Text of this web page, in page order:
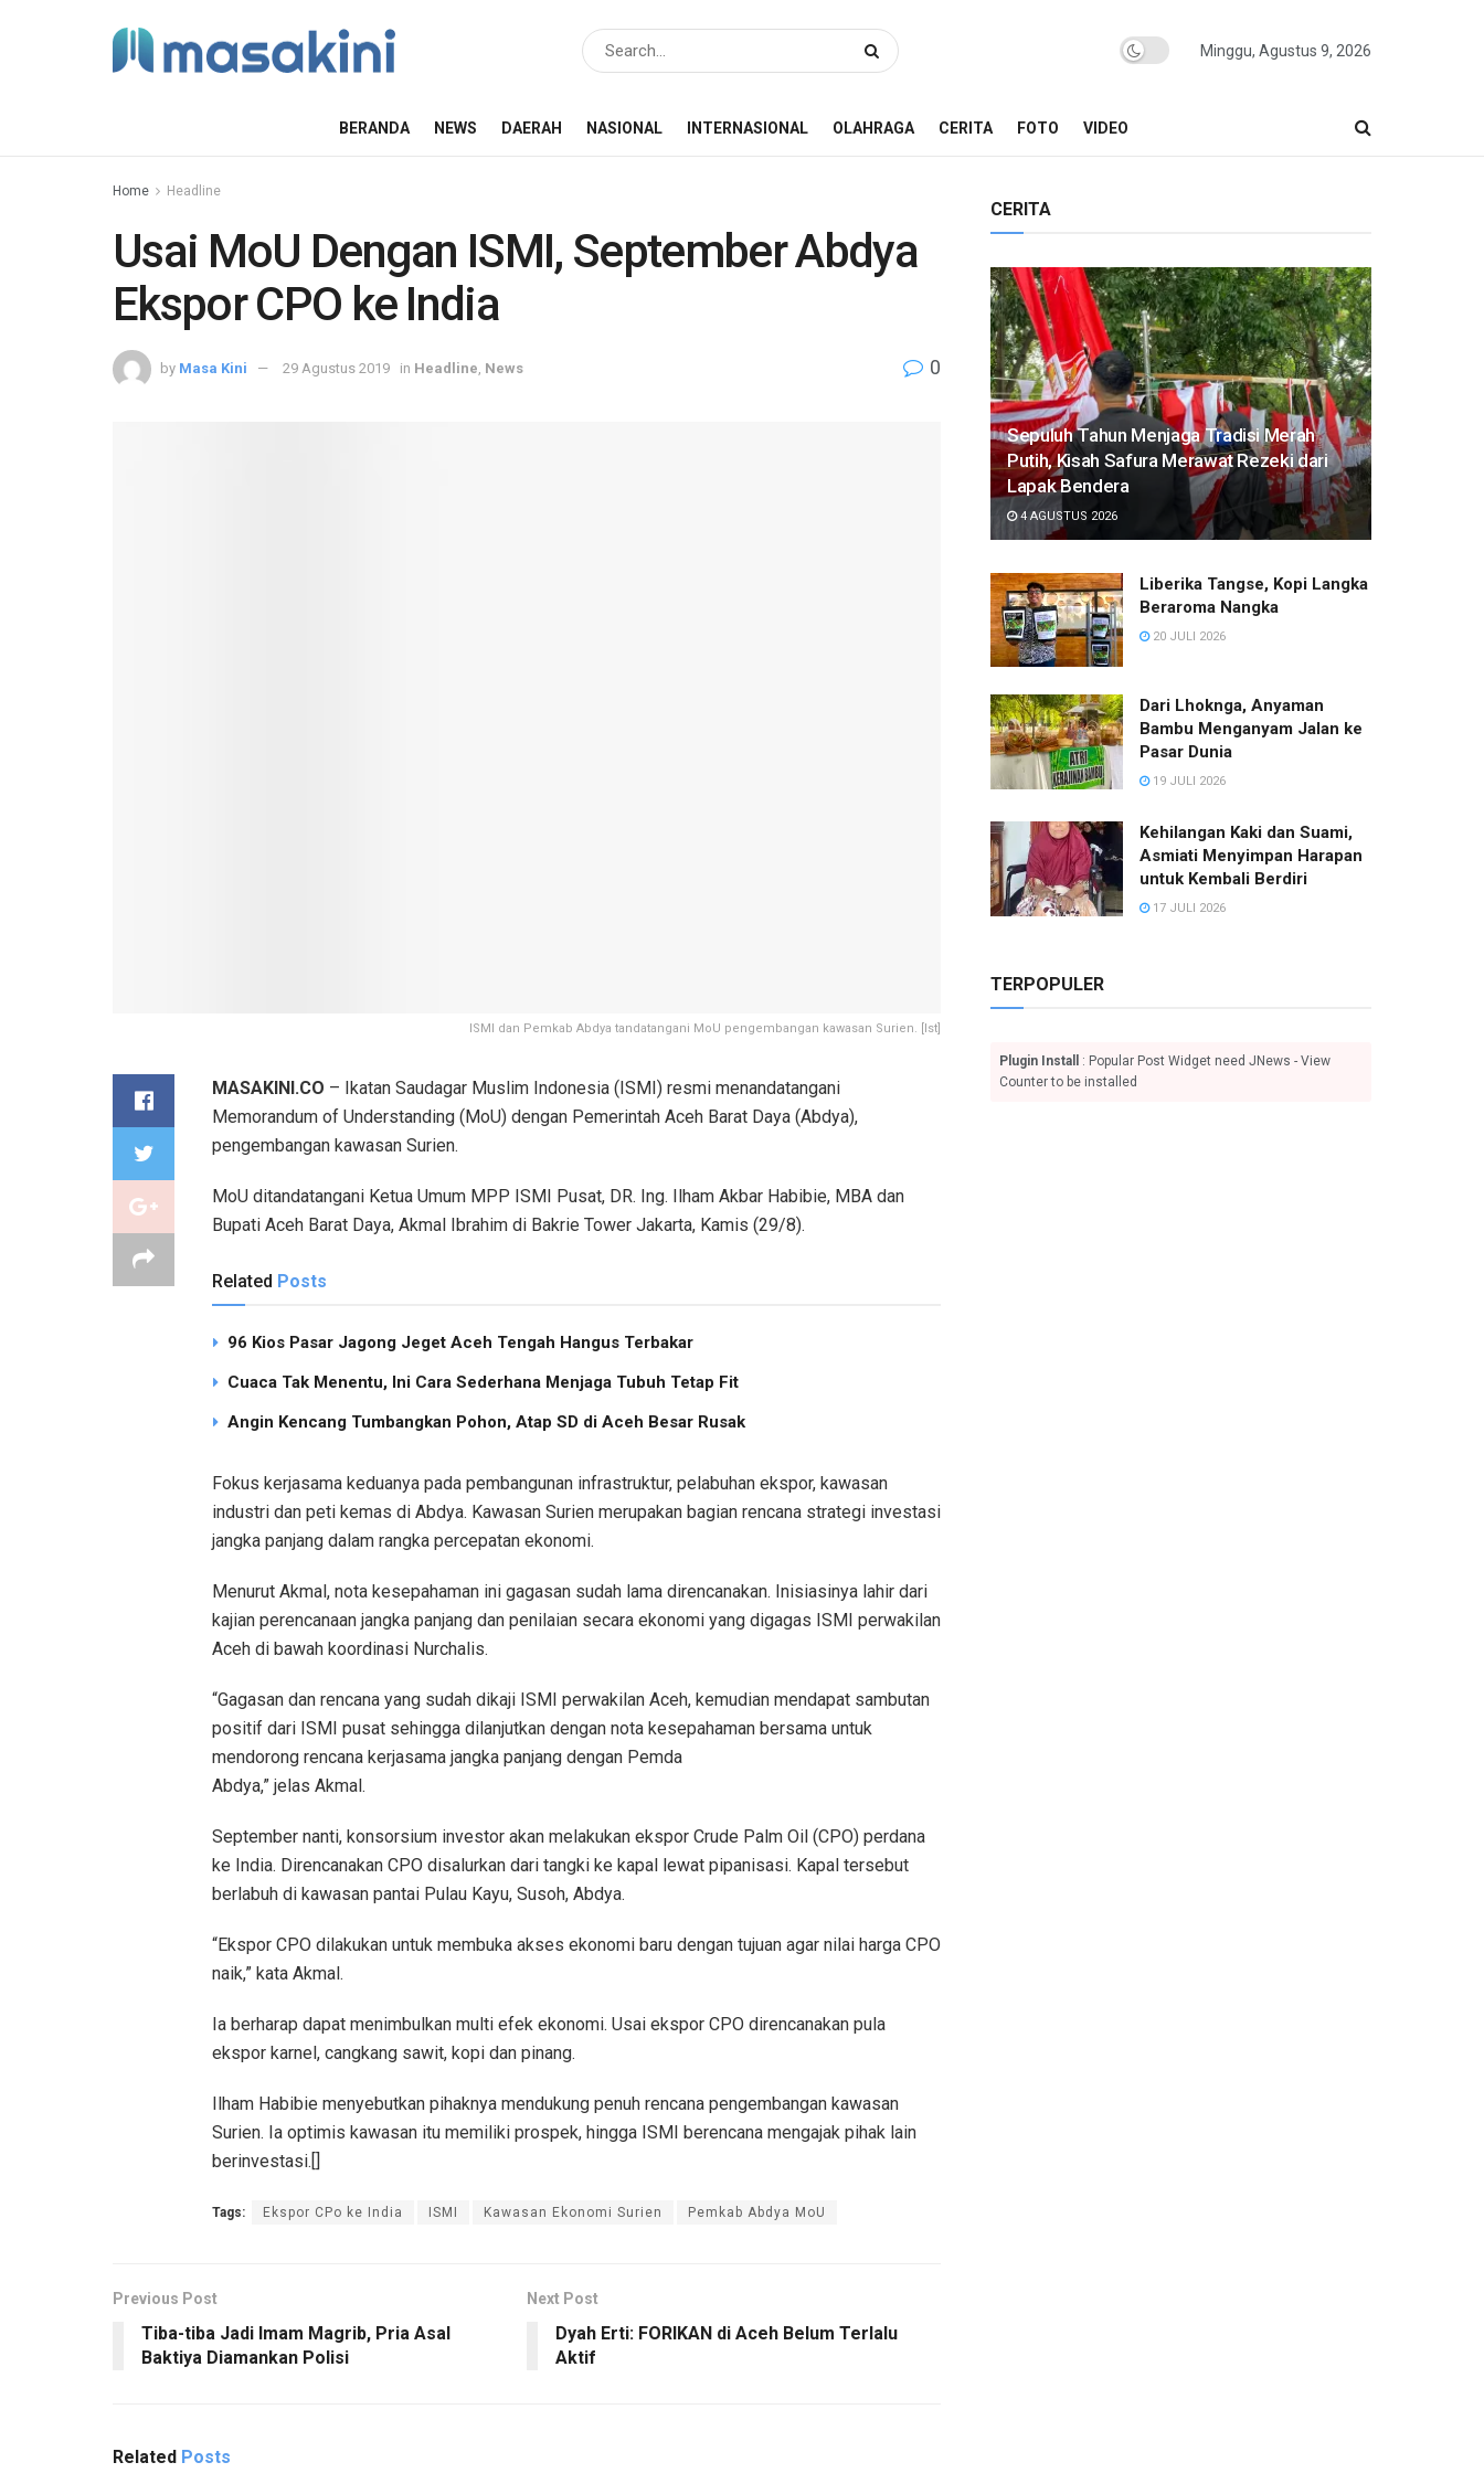
Minggu, Agustus 9, 2026
BERANDA NEWS DAERAH NASIONAL INTERNASIONAL OLAHRAGA CERITA FOTO VIDEO
Home Headline
Usai MoU Dengan ISMI, September Abdya
Ekspor CPO ke India
by Masa Kini 29 Agustus 2019 in Headline News 0
ISMI dan Pemkab Abdya tandatangani MoU pengembangan kawasan Surien. [Ist]
MASAKINI.CO – Ikatan Saudagar Muslim Indonesia (ISMI) resmi menandatangani
Memorandum of Understanding (MoU) dengan Pemerintah Aceh Barat Daya (Abdya),
pengembangan kawasan Surien.
MoU ditandatangani Ketua Umum MPP ISMI Pusat, DR. Ing. Ilham Akbar Habibie, MBA dan
Bupati Aceh Barat Daya, Akmal Ibrahim di Bakrie Tower Jakarta, Kamis (29/8).
Related Posts
96 Kios Pasar Jagong Jeget Aceh Tengah Hangus Terbakar
Cuaca Tak Menentu, Ini Cara Sederhana Menjaga Tubuh Tetap Fit
Angin Kencang Tumbangkan Pohon, Atap SD di Aceh Besar Rusak
Fokus kerjasama keduanya pada pembangunan infrastruktur, pelabuhan ekspor, kawasan
industri dan peti kemas di Abdya. Kawasan Surien merupakan bagian rencana strategi investasi
jangka panjang dalam rangka percepatan ekonomi.
Menurut Akmal, nota kesepahaman ini gagasan sudah lama direncanakan. Inisiasinya lahir dari
kajian perencanaan jangka panjang dan penilaian secara ekonomi yang digagas ISMI perwakilan
Aceh di bawah koordinasi Nurchalis.
“Gagasan dan rencana yang sudah dikaji ISMI perwakilan Aceh, kemudian mendapat sambutan
positif dari ISMI pusat sehingga dilanjutkan dengan nota kesepahaman bersama untuk
mendorong rencana kerjasama jangka panjang dengan Pemda
Abdya,” jelas Akmal.
September nanti, konsorsium investor akan melakukan ekspor Crude Palm Oil (CPO) perdana
ke India. Direncanakan CPO disalurkan dari tangki ke kapal lewat pipanisasi. Kapal tersebut
berlabuh di kawasan pantai Pulau Kayu, Susoh, Abdya.
“Ekspor CPO dilakukan untuk membuka akses ekonomi baru dengan tujuan agar nilai harga CPO
naik,” kata Akmal.
Ia berharap dapat menimbulkan multi efek ekonomi. Usai ekspor CPO direncanakan pula
ekspor karnel, cangkang sawit, kopi dan pinang.
Ilham Habibie menyebutkan pihaknya mendukung penuh rencana pengembangan kawasan
Surien. Ia optimis kawasan itu memiliki prospek, hingga ISMI berencana mengajak pihak lain
berinvestasi.[]
Tags: Ekspor CPo ke India ISMI Kawasan Ekonomi Surien Pemkab Abdya MoU
Previous Post
Tiba-tiba Jadi Imam Magrib, Pria Asal
Baktiya Diamankan Polisi
Next Post
Dyah Erti: FORIKAN di Aceh Belum Terlalu
Aktif
Related Posts
CERITA
Sepuluh Tahun Menjaga Tradisi Merah
Putih, Kisah Safura Merawat Rezeki dari
Lapak Bendera
4 AGUSTUS 2026
Liberika Tangse, Kopi Langka
Beraroma Nangka
20 JULI 2026
Dari Lhoknga, Anyaman
Bambu Menganyam Jalan ke
Pasar Dunia
19 JULI 2026
Kehilangan Kaki dan Suami,
Asmiati Menyimpan Harapan
untuk Kembali Berdiri
17 JULI 2026
TERPOPULER
Plugin Install
: Popular Post Widget need JNews - View
Counter to be installed